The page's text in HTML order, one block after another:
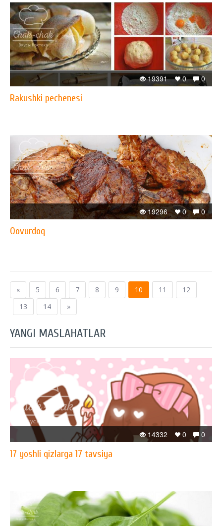
0
0
19391
Rakushki pechenesi
0
0
19296
Qovurdoq
« 5 6 7 8 9 10 11
12
13
14 »
YANGI MASLAHATLAR
0
0
14332
17 yoshli qizlarga 17 tavsiya